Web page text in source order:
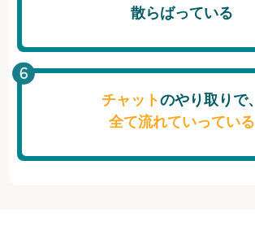
散らばっている
チャットのやり取りで、
全て流れていっている